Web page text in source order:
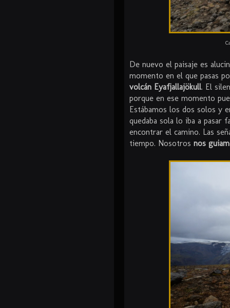
De nuevo el paisaje es
momento en el que pasas
volcán Eyafjallajökull. El
porque en ese momento
Estábamos los dos solos y
quedaba sola lo iba a pasar
encontrar el camino. Las
tiempo. Nosotros nos